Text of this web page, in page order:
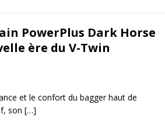
PowerPlus Dark Horse
ère du V-Twin
et le confort du bagger haut de
son […]